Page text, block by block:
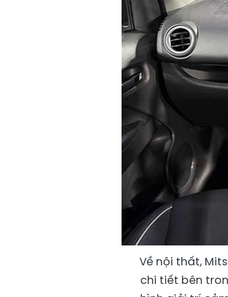
Về nội thất,
chi tiết bên